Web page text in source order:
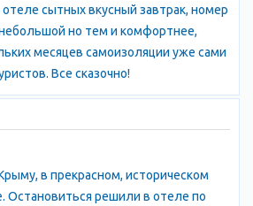
1944 года».
подводный мир Севастополя могут
телефоны Дайвинг-клубов. Любители
совершить увлекательные экскурсии
Севастополе Античный и
в Севастополе
на долгое время оставляют
сытных вкусный завтрак, номер
но тем и комфортнее,
месяцев самоизоляции уже сами
Все сказочно!
в прекрасном, историческом
Остановиться решили в отеле по